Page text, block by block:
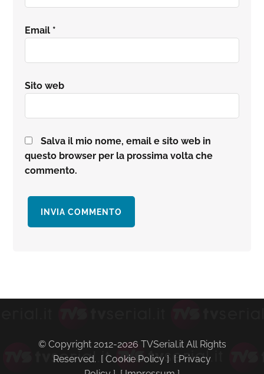
Email *
Sito web
Salva il mio nome, email e sito web in
questo browser per la prossima volta che
commento.
primaria
© Copyright 2012-2026 TVSerial.it All Rights
Reserved. [ Cookie Policy ] [ Privacy